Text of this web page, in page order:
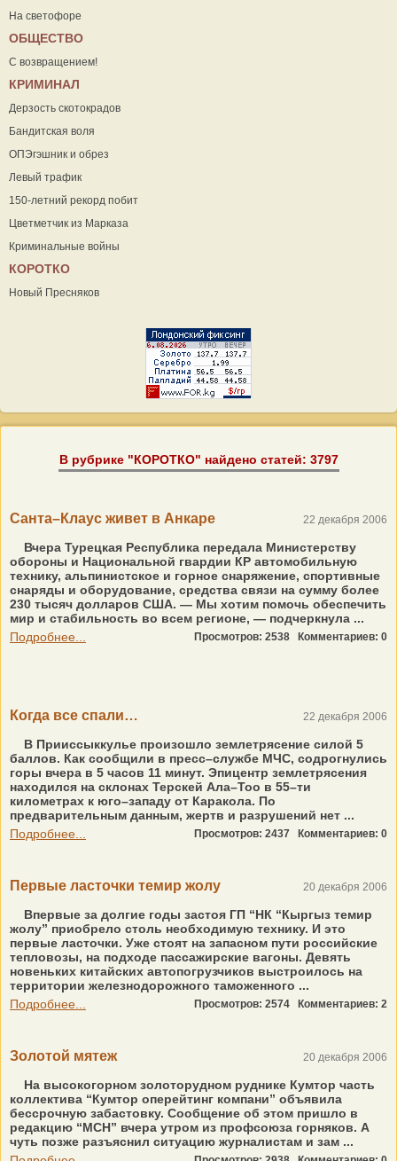
На светофоре
ОБЩЕСТВО
С возвращением!
КРИМИНАЛ
Дерзость скотокрадов
Бандитская воля
ОПЭгэшник и обрез
Левый трафик
150-летний рекорд побит
Цветметчик из Марказа
Криминальные войны
КОРОТКО
Новый Пресняков
В рубрике "КОРОТКО" найдено статей: 3797
Санта–Клаус живет в Анкаре 22 декабря 2006
Вчера Турецкая Республика передала Министерству
обороны и Национальной гвардии КР автомобильную
технику, альпинистское и горное снаряжение, спортивные
снаряды и оборудование, средства связи на сумму более
230 тысяч долларов США. — Мы хотим помочь обеспечить
мир и стабильность во всем регионе, — подчеркнула ...
Подробнее...
Просмотров: 2538 Комментариев: 0
Когда все спали… 22 декабря 2006
В Прииссыккулье произошло землетрясение силой 5
баллов. Как сообщили в пресс–службе МЧС, содрогнулись
горы вчера в 5 часов 11 минут. Эпицентр землетрясения
находился на склонах Терскей Ала–Тоо в 55–ти
километрах к юго–западу от Каракола. По
предварительным данным, жертв и разрушений нет ...
Подробнее...
Просмотров: 2437 Комментариев: 0
Первые ласточки темир жолу 20 декабря 2006
Впервые за долгие годы застоя ГП “НК “Кыргыз темир
жолу” приобрело столь необходимую технику. И это
первые ласточки. Уже стоят на запасном пути российские
тепловозы, на подходе пассажирские вагоны. Девять
новеньких китайских автопогрузчиков выстроилось на
территории железнодорожного таможенного ...
Подробнее...
Просмотров: 2574 Комментариев: 2
Золотой мятеж 20 декабря 2006
На высокогорном золоторудном руднике Кумтор часть
коллектива “Кумтор оперейтинг компани” объявила
бессрочную забастовку. Сообщение об этом пришло в
редакцию “МСН” вчера утром из профсоюза горняков. А
чуть позже разъяснил ситуацию журналистам и зам ...